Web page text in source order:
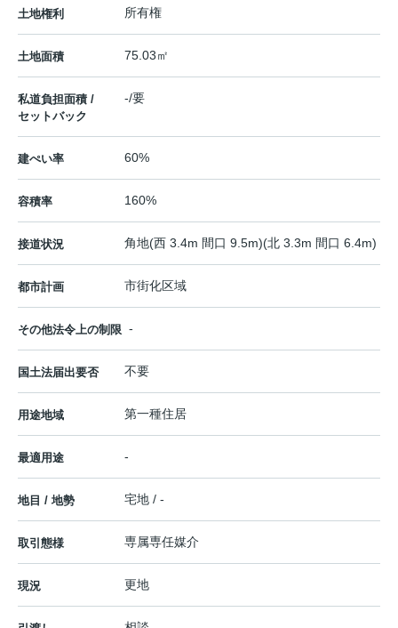
土地権利 所有権
土地面積 75.03㎡
私道負担面積 /
セットバック
-/要
建ぺい率 60%
容積率 160%
接道状況 角地(西 3.4m 間口 9.5m)(北 3.3m 間口 6.4m)
都市計画 市街化区域
その他法令上の制限 -
国土法届出要否 不要
用途地域 第一種住居
最適用途 -
地目 / 地勢 宅地 / -
取引態様 専属専任媒介
現況 更地